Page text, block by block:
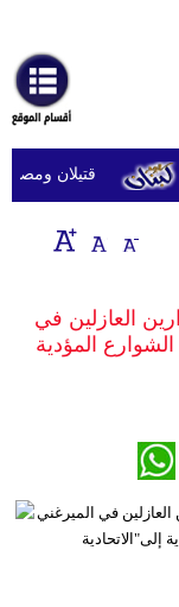
أخبارعاجلة
رياضة
ثقافة
إقتصاد
وموسيقى
سياحة
قتيلان ومصابون جراء 14 غارة إسرائيلية على
العازلين في
المؤدية